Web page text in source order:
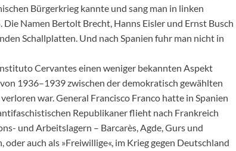
Bürgerkrieg kannte und sang man in linken
Die Namen Bertolt Brecht, Hanns Eisler und Ernst Busch
Schallplatten. Und nach Spanien fuhr man nicht in
Cervantes einen weniger bekannten Aspekt
1936–1939 zwischen der demokratisch gewählten
war. General Francisco Franco hatte in Spanien
Republikaner flieht nach Frankreich
und Arbeitslagern – Barcarès, Agde, Gurs und
auch als »Freiwillige«, im Krieg gegen Deutschland